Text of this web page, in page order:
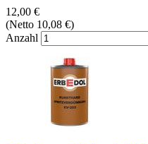
12,00 €
(Netto 10,08 €)
Anzahl